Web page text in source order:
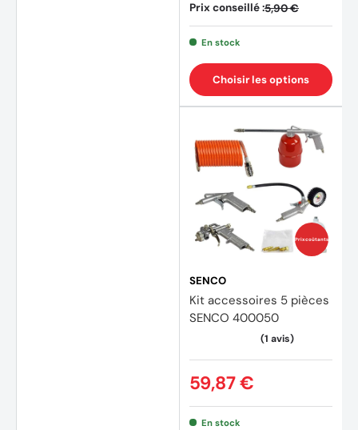
Prix conseillé :5,90 €
En stock
Choisir les options
Prix coûtants
SENCO
Kit accessoires 5 pièces
SENCO 400050
59,87 €
En stock